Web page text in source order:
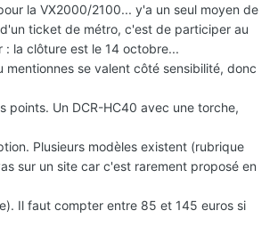
la VX2000/2100... y'a un seul moyen de
ticket de métro, c'est de participer au
: la clôture est le 14 octobre...
mentionnes se valent côté sensibilité, donc
points. Un DCR-HC40 avec une torche,
Plusieurs modèles existent (rubrique
sur un site car c'est rarement proposé en
Il faut compter entre 85 et 145 euros si